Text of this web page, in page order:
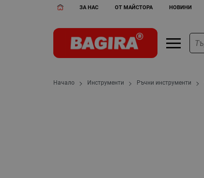
ЗА НАС ОТ МАЙСТОРА НОВИНИ
Начало Инструменти Ръчни инструменти